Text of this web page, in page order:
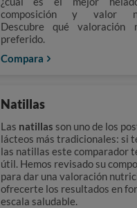
composición y valor
Descubre qué valoración
preferido.
Compara
Natillas
Las natillas son uno de los
lácteos más tradicionales: si
las natillas este comparador
útil. Hemos revisado su
para dar una valoración
ofrecerte los resultados en
escala saludable.